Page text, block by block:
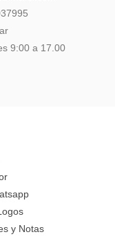
9:00 a 17.00
y Notas